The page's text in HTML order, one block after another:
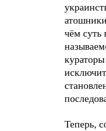
чём суть
Теперь,